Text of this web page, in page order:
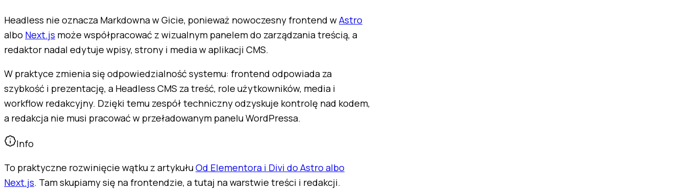
Headless nie oznacza Markdowna w Gicie, ponieważ nowoczesny frontend wAstro
albo Next.js może współpracować z wizualnym panelem do zarządzania treścią, a
redaktor nadal edytuje wpisy, strony i media w aplikacji CMS.
W praktyce zmienia się odpowiedzialność systemu: frontend odpowiada za
szybkość i prezentację, a Headless CMS za treść, role użytkowników, media i
workflow redakcyjny. Dzięki temu zespół techniczny odzyskuje kontrolę nad kodem,
a redakcja nie musi pracować w przeładowanym panelu WordPressa.
Info
To praktyczne rozwinięcie wątku z artykułuOd Elementora i Divi do Astro albo
Next.js. Tam skupiamy się na frontendzie, a tutaj na warstwie treści i redakcji.